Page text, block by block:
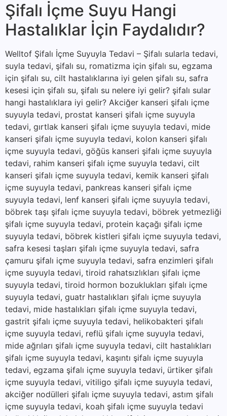
Şifalı İçme Suyu Hangi
Hastalıklar İçin Faydalıdır?
Welltof Şifalı İçme Suyuyla Tedavi – Şifalı sularla tedavi,
suyla tedavi, şifalı su, romatizma için şifalı su, egzama
için şifalı su, cilt hastalıklarına iyi gelen şifalı su, safra
kesesi için şifalı su, şifalı su nelere iyi gelir? şifalı sular
hangi hastalıklara iyi gelir? Akciğer kanseri şifalı içme
suyuyla tedavi, prostat kanseri şifalı içme suyuyla
tedavi, gırtlak kanseri şifalı içme suyuyla tedavi, mide
kanseri şifalı içme suyuyla tedavi, kolon kanseri şifalı
içme suyuyla tedavi, göğüs kanseri şifalı içme suyuyla
tedavi, rahim kanseri şifalı içme suyuyla tedavi, cilt
kanseri şifalı içme suyuyla tedavi, kemik kanseri şifalı
içme suyuyla tedavi, pankreas kanseri şifalı içme
suyuyla tedavi, lenf kanseri şifalı içme suyuyla tedavi,
böbrek taşı şifalı içme suyuyla tedavi, böbrek yetmezliği
şifalı içme suyuyla tedavi, protein kaçağı şifalı içme
suyuyla tedavi, böbrek kistleri şifalı içme suyuyla tedavi,
safra kesesi taşları şifalı içme suyuyla tedavi, safra
çamuru şifalı içme suyuyla tedavi, safra enzimleri şifalı
içme suyuyla tedavi, tiroid rahatsızlıkları şifalı içme
suyuyla tedavi, tiroid hormon bozuklukları şifalı içme
suyuyla tedavi, guatr hastalıkları şifalı içme suyuyla
tedavi, mide hastalıkları şifalı içme suyuyla tedavi,
gastrit şifalı içme suyuyla tedavi, helikobakteri şifalı
içme suyuyla tedavi, reflü şifalı içme suyuyla tedavi,
mide ağrıları şifalı içme suyuyla tedavi, cilt hastalıkları
şifalı içme suyuyla tedavi, kaşıntı şifalı içme suyuyla
tedavi, egzama şifalı içme suyuyla tedavi, ürtiker şifalı
içme suyuyla tedavi, vitiligo şifalı içme suyuyla tedavi,
akciğer nodülleri şifalı içme suyuyla tedavi, astım şifalı
içme suyuyla tedavi, koah şifalı içme suyuyla tedavi